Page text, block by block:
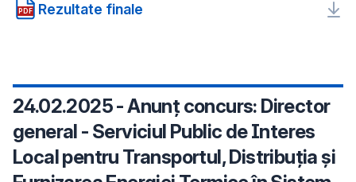
PDF Rezultate finale
24.02.2025 - Anunț concurs: Director
general - Serviciul Public de Interes
Local pentru Transportul, Distribuția și